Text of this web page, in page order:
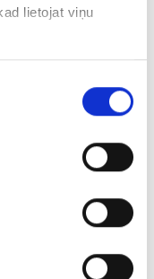
lietojat viņu
3051